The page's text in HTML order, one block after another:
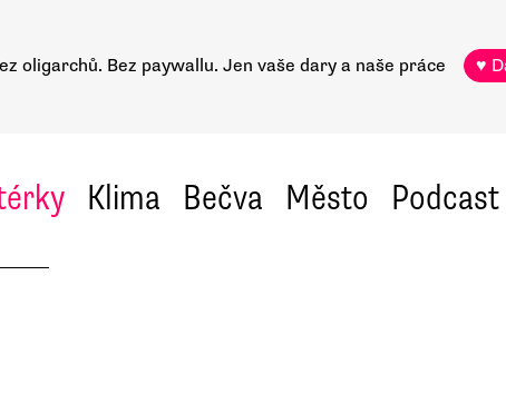
oligarchů. Bez paywallu. Jen vaše dary a naše práce ♥
Klima Bečva Město Podcast